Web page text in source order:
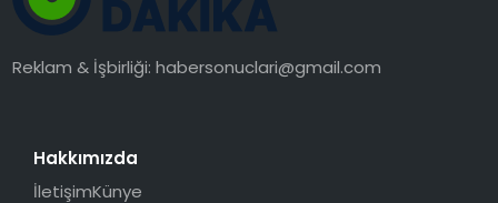
Reklam & İşbirliği:habersonuclari@gmail.com
Hakkımızda
İletişimKünye